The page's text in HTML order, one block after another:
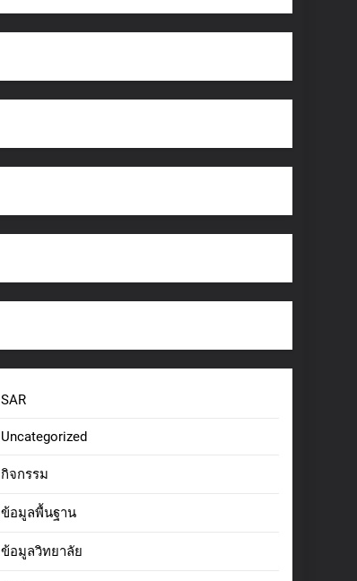
SAR
Uncategorized
กิจกรรม
ข้อมูลพื้นฐาน
ข้อมูลวิทยาลัย